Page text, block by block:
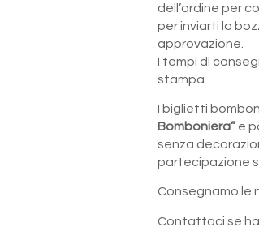
dell’ordine per
per inviarti la
approvazione.
I tempi di
stampa.
I biglietti
Bomboniera” e
senza
partecipazione
Consegnamo le
Contattaci se